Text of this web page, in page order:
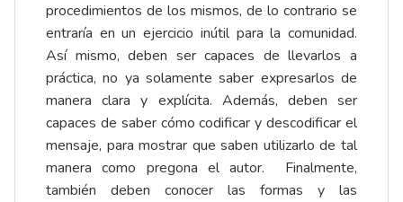
procedimientos de los mismos, de lo contrario se
entraría en un ejercicio inútil para la comunidad.
Así mismo, deben ser capaces de llevarlos a
práctica, no ya solamente saber expresarlos de
manera clara y explícita. Además, deben ser
capaces de saber cómo codificar y descodificar el
mensaje, para mostrar que saben utilizarlo de tal
manera como pregona el autor. Finalmente,
también deben conocer las formas y las